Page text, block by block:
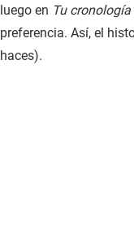
luego en Tu cronología
preferencia. Así, el
haces).